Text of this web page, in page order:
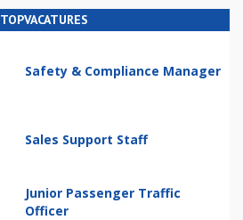
TOPVACATURES
Safety & Compliance Manager
Sales Support Staff
Junior Passenger Traffic
Officer